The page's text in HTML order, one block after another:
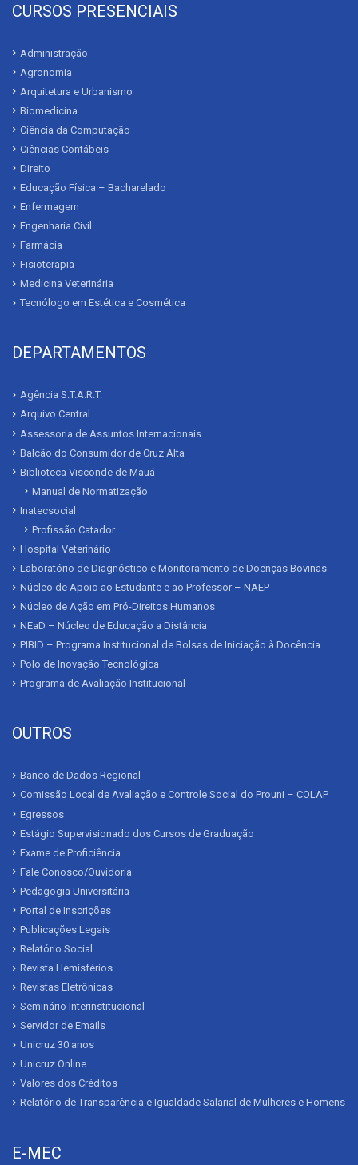
CURSOS PRESENCIAIS
Administração
Agronomia
Arquitetura e Urbanismo
Biomedicina
Ciência da Computação
Ciências Contábeis
Direito
Educação Física – Bacharelado
Enfermagem
Engenharia Civil
Farmácia
Fisioterapia
Medicina Veterinária
Tecnólogo em Estética e Cosmética
DEPARTAMENTOS
Agência S.T.A.R.T.
Arquivo Central
Assessoria de Assuntos Internacionais
Balcão do Consumidor de Cruz Alta
Biblioteca Visconde de Mauá
Manual de Normatização
Inatecsocial
Profissão Catador
Hospital Veterinário
Laboratório de Diagnóstico e Monitoramento de Doenças Bovinas
Núcleo de Apoio ao Estudante e ao Professor – NAEP
Núcleo de Ação em Pró-Direitos Humanos
NEaD – Núcleo de Educação a Distância
PIBID – Programa Institucional de Bolsas de Iniciação à Docência
Polo de Inovação Tecnológica
Programa de Avaliação Institucional
OUTROS
Banco de Dados Regional
Comissão Local de Avaliação e Controle Social do Prouni – COLAP
Egressos
Estágio Supervisionado dos Cursos de Graduação
Exame de Proficiência
Fale Conosco/Ouvidoria
Pedagogia Universitária
Portal de Inscrições
Publicações Legais
Relatório Social
Revista Hemisférios
Revistas Eletrônicas
Seminário Interinstitucional
Servidor de Emails
Unicruz 30 anos
Unicruz Online
Valores dos Créditos
Relatório de Transparência e Igualdade Salarial de Mulheres e Homens
E-MEC